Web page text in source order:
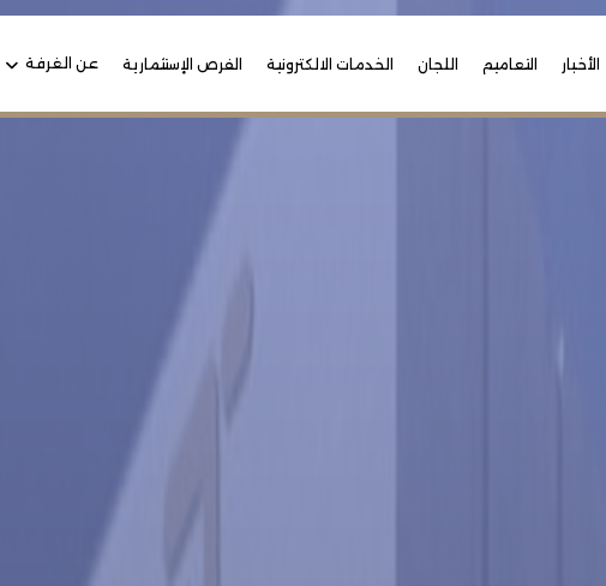
الأخبار التعاميم اللجان الخدمات الالكترونية الفرص الإستثمارية عن الغرفة